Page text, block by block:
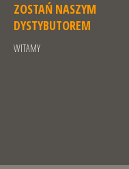
ZOSTAŃ NASZYM
DYSTYBUTOREM
WITAMY